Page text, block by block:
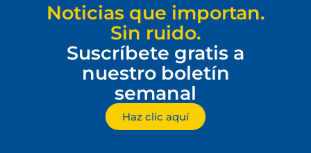
Noticias que importan.
Sin ruido.
Suscríbete gratis a
nuestro boletín
semanal
Haz clic aquí